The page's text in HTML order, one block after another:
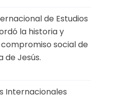
de Estudios
la historia y
social de
de Jesús.
Internacionales